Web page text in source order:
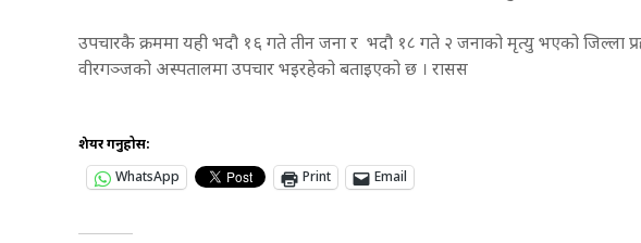
उपचारकै क्रममा यही भदौ १६ गते तीन जना र भदौ १८ गते २ जनाको मृत्यु भएको जिल्ला
वीरगञ्जको अस्पतालमा उपचार भइरहेको बताइएको छ । रासस
शेयर गर्नुहोस:
WhatsApp
Print Email